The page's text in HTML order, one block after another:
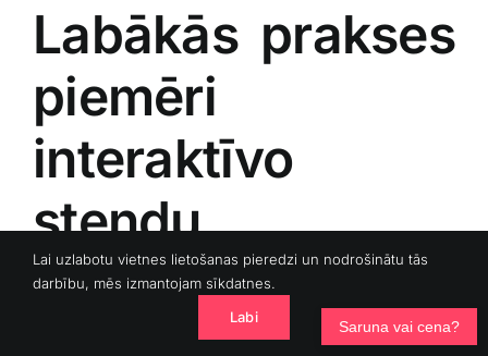
Labākās prakses
piemēri
interaktīvo
stendu⁢
izmantošanā
Lai uzlabotu vietnes lietošanas pieredzi un nodrošinātu tās
darbību, mēs izmantojam sīkdatnes.
Labi
Saruna vai cena?